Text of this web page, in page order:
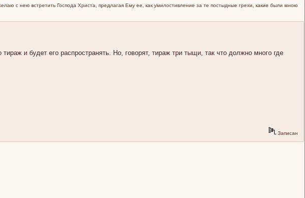
с нею встретить Господа Христа, предлагая Ему ее, как умилостивление за те постыдные грехи, какие были мною
и будет его распространять. Но, говорят, тираж три тыщи, так что должно много где
Записан